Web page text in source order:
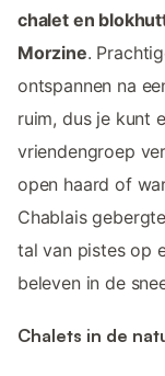
chalet en
Morzine.
ontspannen na
ruim, dus je kunt
vriendengroep
open haard of
Chablais
tal van pistes op
beleven in de
Chalets in de